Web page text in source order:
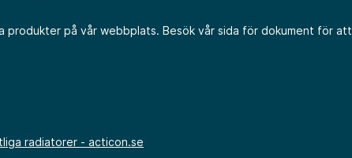
på vår webbplats. Besök vår sida för dokument för att
radiatorer - acticon.se